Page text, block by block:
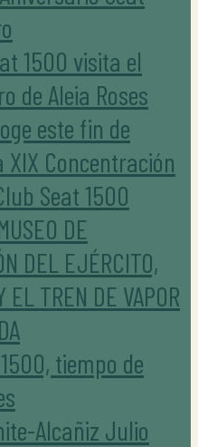
1500 visita el
de Aleia Roses
este fin de
Concentración
Seat 1500
DE
DEL EJÉRCITO,
EL TREN DE VAPOR
tiempo de
Alcañiz Julio